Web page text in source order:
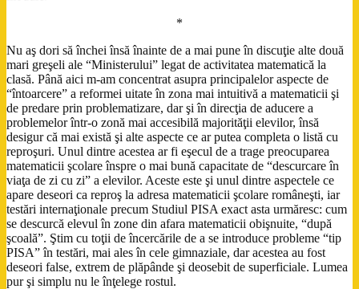
*
Nu aş dori să închei însă înainte de a mai pune în discuţie alte două
mari greşeli ale “Ministerului” legat de activitatea matematică la
clasă. Până aici m-am concentrat asupra principalelor aspecte de
“întoarcere” a reformei uitate în zona mai intuitivă a matematicii şi
de predare prin problematizare, dar şi în direcţia de aducere a
problemelor într-o zonă mai accesibilă majorităţii elevilor, însă
desigur că mai există şi alte aspecte ce ar putea completa o listă cu
reproşuri. Unul dintre acestea ar fi eşecul de a trage preocuparea
matematicii şcolare înspre o mai bună capacitate de “descurcare în
viaţa de zi cu zi” a elevilor. Aceste este şi unul dintre aspectele ce
apare deseori ca reproş la adresa matematicii şcolare româneşti, iar
testări internaţionale precum Studiul PISA exact asta urmăresc: cum
se descurcă elevul în zone din afara matematicii obişnuite, “după
şcoală”. Ştim cu toţii de încercările de a se introduce probleme “tip
PISA” în testări, mai ales în cele gimnaziale, dar acestea au fost
deseori false, extrem de plăpânde şi deosebit de superficiale. Lumea
pur şi simplu nu le înţelege rostul.